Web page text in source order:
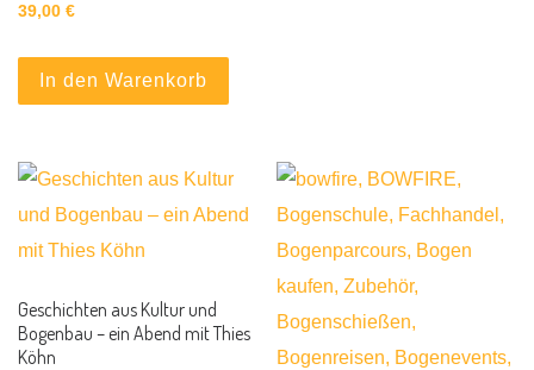
39,00 €
In den Warenkorb
Geschichten aus Kultur und
Bogenbau – ein Abend mit Thies
Köhn